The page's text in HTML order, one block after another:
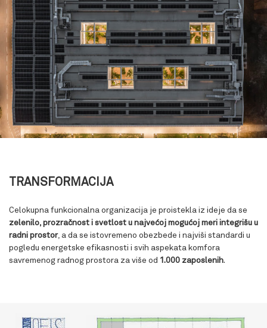
TRANSFORMACIJA
Celokupna funkcionalna organizacija je proistekla iz ideje da se
zelenilo, prozračnost i svetlost u najvećoj mogućoj meri integrišu u
radni prostor, a da se istovremeno obezbede i najviši standardi u
pogledu energetske efikasnosti i svih aspekata komfora
savremenog radnog prostora za više od 1.000 zaposlenih.